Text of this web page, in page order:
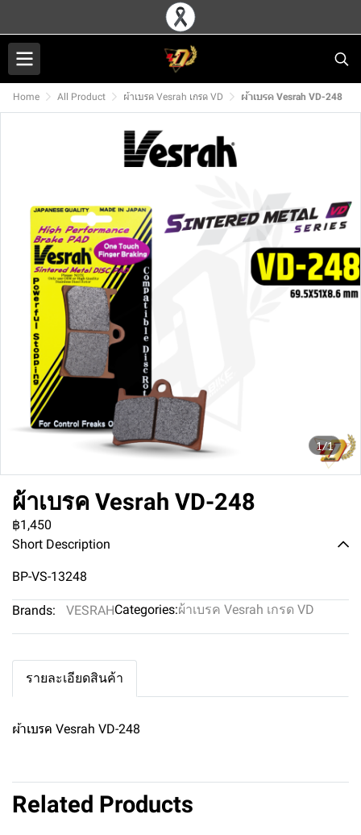
Home All Product ผ้าเบรค Vesrah เกรด VD ผ้าเบรค Vesrah VD-248
1/1
ผ้าเบรค Vesrah VD-248
฿1,450
Short Description
BP-VS-13248
Brands: VESRAHCategories:ผ้าเบรค Vesrah เกรด VD
รายละเอียดสินค้า
ผ้าเบรค Vesrah VD-248
Related Products